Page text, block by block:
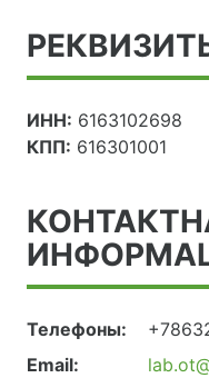
ИНН: 6163102698
КПП: 616301001
Телефоны:
Email: